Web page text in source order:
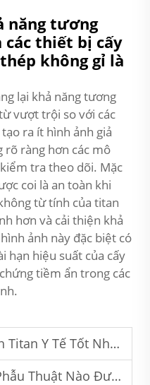
năng tương
thiết bị cấy
không gỉ là
lại khả năng tương
vượt trội so với các
ra ít hình ảnh giả
rõ ràng hơn các mô
tra theo dõi. Mặc
coi là an toàn khi
từ tính của titan
hơn và cải thiện khả
ảnh này đặc biệt có
hạn hiệu suất của cấy
tiềm ẩn trong các
Nhất Cho Ứng Dụng Chỉnh Hình?
Lợi Nhiều Nhất Từ Các Thanh Titan Y Tế?